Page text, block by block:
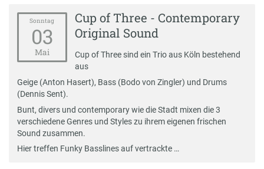
Sonntag
03
Mai
Cup of Three - Contemporary
Original Sound
Cup of Three sind ein Trio aus Köln bestehend
aus
Geige (Anton Hasert), Bass (Bodo von Zingler) und Drums
(Dennis Sent).
Bunt, divers und contemporary wie die Stadt mixen die 3
verschiedene Genres und Styles zu ihrem eigenen frischen
Sound zusammen.
Hier treffen Funky Basslines auf vertrackte …